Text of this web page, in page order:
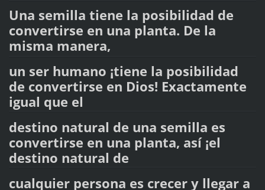
Una semilla tiene la posibilidad de
convertirse en una planta. De la
misma manera,
un ser humano ¡tiene la posibilidad
de convertirse en Dios! Exactamente
igual que el
destino natural de una semilla es
convertirse en una planta, así ¡el
destino natural de
cualquier persona es crecer y llegar a